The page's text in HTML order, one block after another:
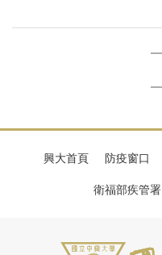
興大首頁 防疫窗口
衛福部疾管署